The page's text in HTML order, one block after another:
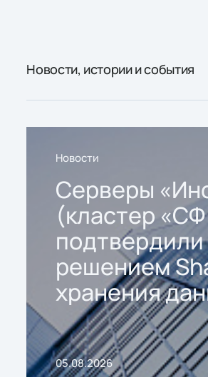
Новости, истории и события
Новости
Серверы
(кластер
решением
хранения
05.08.2026